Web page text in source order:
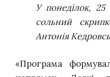
У понеділок, 25
сольний
Антонія
«Програма